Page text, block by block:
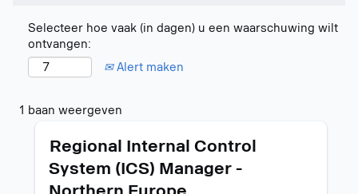
Selecteer hoe vaak (in dagen) u een waarschuwing wilt
ontvangen:
Alert maken
1 baan weergeven
"".
baan
weergeven
Titel
Regional Internal Control
System (ICS) Manager -
Selecteer
deze
spatiebalk
om